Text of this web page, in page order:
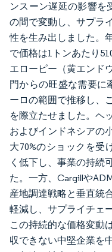
ンスーン遅延の影響を
の間で変動し、サプラ
性を生み出しました。
で価格は1トンあたり
エローピー（黄エンド
門からの旺盛な需要に
ーロの範囲で推移し、
を際立たせました。ヘ
およびインドネシアの
大70%のショックを受
く低下し、事業の持続
た。一方、Cargillや
産地調達戦略と垂直統
軽減し、サプライチェ
この持続的な価格変動
収できない中堅企業を